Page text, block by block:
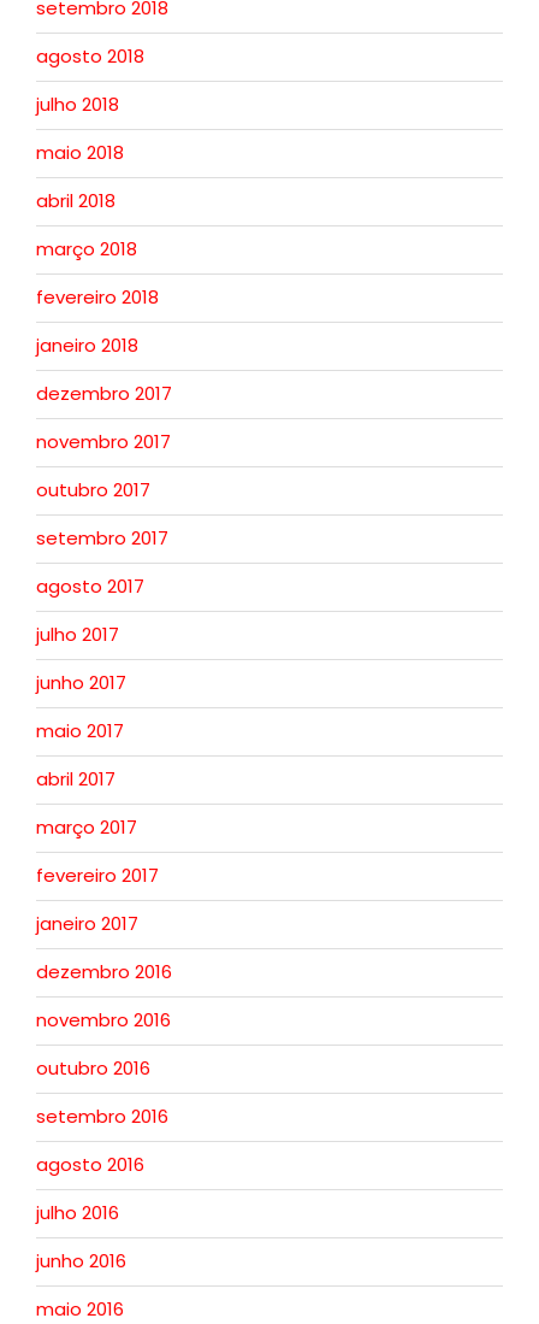
setembro 2018
agosto 2018
julho 2018
maio 2018
abril 2018
março 2018
fevereiro 2018
janeiro 2018
dezembro 2017
novembro 2017
outubro 2017
setembro 2017
agosto 2017
julho 2017
junho 2017
maio 2017
abril 2017
março 2017
fevereiro 2017
janeiro 2017
dezembro 2016
novembro 2016
outubro 2016
setembro 2016
agosto 2016
julho 2016
junho 2016
maio 2016